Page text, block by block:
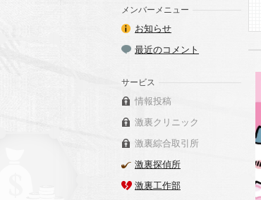
メンバーメニュー
お知らせ
最近のコメント
サービス
情報投稿
激裏クリニック
激裏綜合取引所
激裏探偵所
激裏工作部